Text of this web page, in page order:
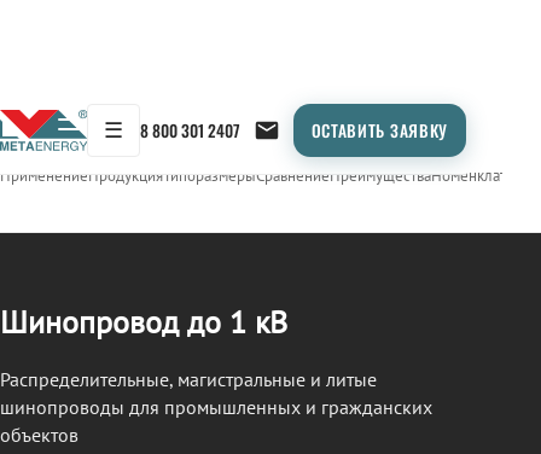
☰ 8 800 301 2407 ОСТАВИТЬ ЗАЯВКУ
← Продукция/ШИНОПРОВОД
ПрименениеПродукцияТипоразмерыСравнениеПреимуществаНоменклатура
Шинопровод до 1 кВ
Распределительные, магистральные и литые
шинопроводы для промышленных и гражданских
объектов